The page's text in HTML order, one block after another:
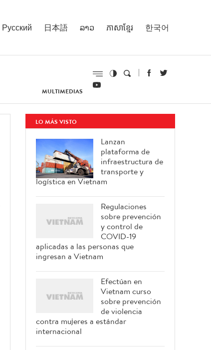
Русский 日本語 ລາວ ភាសាខ្មែរ 한국어
MULTIMEDIAS
LO MÁS VISTO
Lanzan
plataforma de
infraestructura de
transporte y
logística en Vietnam
Regulaciones
sobre prevención
y control de
COVID-19
aplicadas a las personas que
ingresan a Vietnam
Efectúan en
Vietnam curso
sobre prevención
de violencia
contra mujeres a estándar
internacional